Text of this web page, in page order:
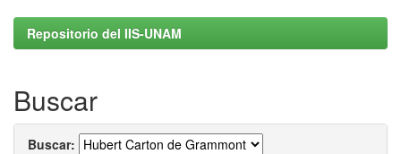
Repositorio del IIS-UNAM
Buscar
Buscar: